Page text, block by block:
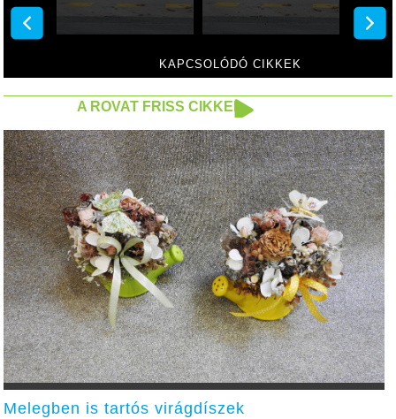
KAPCSOLÓDÓ CIKKEK
A ROVAT FRISS CIKKEI
Melegben is tartós virágdíszek